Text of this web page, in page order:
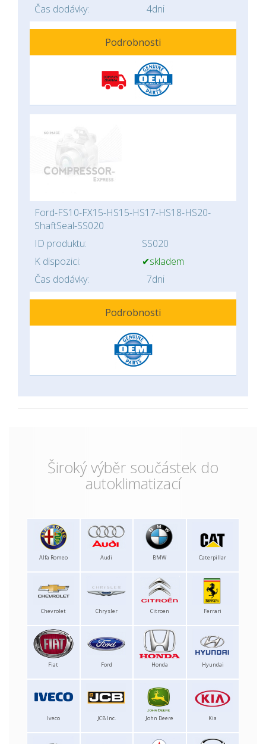
Čas dodávky:
4dni
Podrobnosti
Ford-FS10-FX15-HS15-HS17-HS18-HS20-
ShaftSeal-SS020
ID produktu:
SS020
K dispozici:
✔skladem
Čas dodávky:
7dni
Podrobnosti
Široký výběr součástek do
autoklimatizací
Alfa Romeo Audi BMW Caterpillar
Chevrolet Chrysler Citroen Ferrari
Fiat Ford Honda Hyundai
Iveco JCB Inc. John Deere Kia